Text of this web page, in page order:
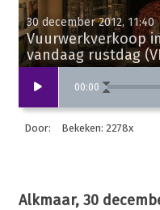
00:00
30 december 2012, 11:40
Vuurwerkverkoop
vandaag rustdag
Door: Bekeken: 2278x
Alkmaar, 30